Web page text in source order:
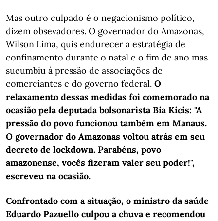
Mas outro culpado é o negacionismo político,
dizem obsevadores. O governador do Amazonas,
Wilson Lima, quis endurecer a estratégia de
confinamento durante o natal e o fim de ano mas
sucumbiu à pressão de associações de
comerciantes e do governo federal. O
relaxamento dessas medidas foi comemorado na
ocasião pela deputada bolsonarista Bia Kicis: "A
pressão do povo funcionou também em Manaus.
O governador do Amazonas voltou atrás em seu
decreto de lockdown. Parabéns, povo
amazonense, vocês fizeram valer seu poder!",
escreveu na ocasião.
Confrontado com a situação, o ministro da saúde
Eduardo Pazuello culpou a chuva e recomendou